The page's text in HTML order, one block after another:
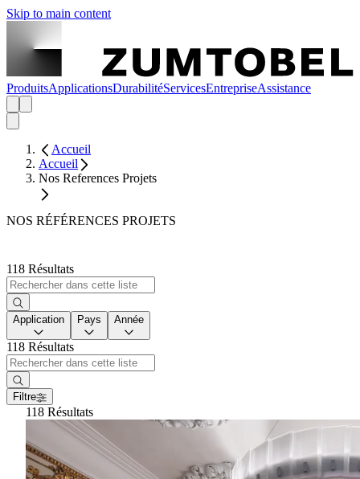
Skip to main content
ProduitsApplicationsDurabilitéServicesEntrepriseAssistance
Accueil
Accueil
Nos References Projets
NOS RÉFÉRENCES PROJETS
118 Résultats
Application Pays Année
118 Résultats
Filtre
118 Résultats